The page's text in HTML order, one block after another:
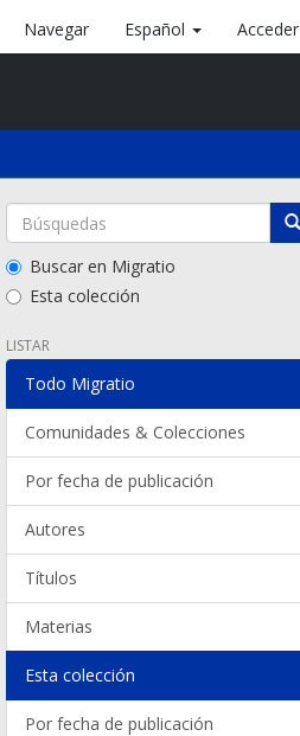
Navegar Español Acceder
Buscar en Migratio
Esta colección
LISTAR
Todo Migratio
Comunidades & Colecciones
Por fecha de publicación
Autores
Títulos
Materias
Esta colección
Por fecha de publicación